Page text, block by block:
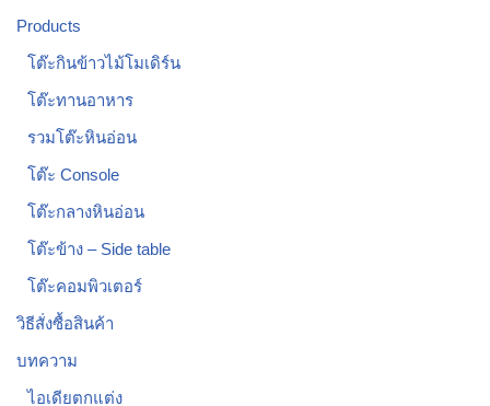
Products
โต๊ะกินข้าวไม้โมเดิร์น
โต๊ะทานอาหาร
รวมโต๊ะหินอ่อน
โต๊ะ Console
โต๊ะกลางหินอ่อน
โต๊ะข้าง – Side table
โต๊ะคอมพิวเตอร์
วิธีสั่งซื้อสินค้า
บทความ
ไอเดียตกแต่ง